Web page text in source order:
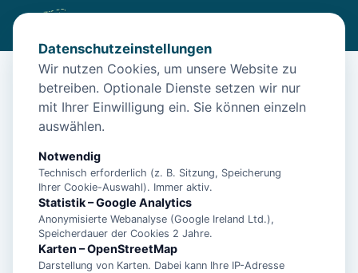
/Unterkünfte /Norden/
Norden: Ferienhaus Deichläufer Norddeich
Norden: Ferienhaus Deichläufer
Norddeich
26506 Norden
Datenschutzeinstellungen
Wir nutzen Cookies, um unsere Website zu
betreiben. Optionale Dienste setzen wir nur
mit Ihrer Einwilligung ein. Sie können einzeln
auswählen.
Notwendig
Technisch erforderlich (z. B. Sitzung, Speicherung
Ihrer Cookie-Auswahl). Immer aktiv.
Statistik – Google Analytics
Anonymisierte Webanalyse (Google Ireland Ltd.),
Speicherdauer der Cookies 2 Jahre.
Karten – OpenStreetMap
Darstellung von Karten. Dabei kann Ihre IP-Adresse